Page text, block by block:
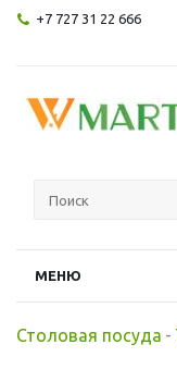
+7 727 31 22 666
МЕНЮ
Столовая посуда -